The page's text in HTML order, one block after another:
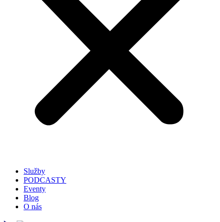
Služby
PODCASTY
Eventy
Blog
O nás